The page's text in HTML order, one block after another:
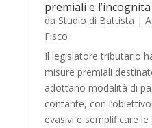
premiali e
da Studio di Battista |
Fisco
Il legislatore tributario
misure premiali
adottano modalità di
contante, con
evasivi e semplificare